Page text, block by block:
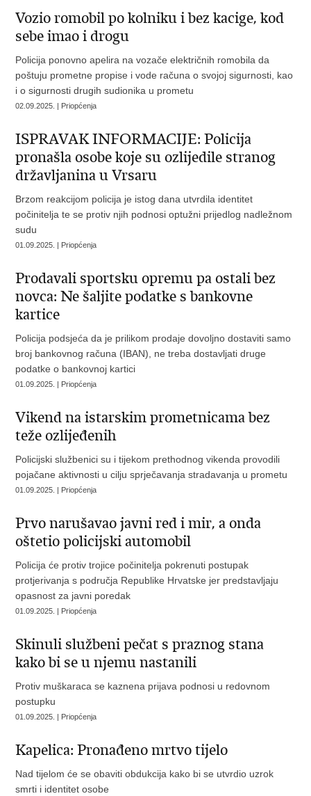
Vozio romobil po kolniku i bez kacige, kod
sebe imao i drogu
Policija ponovno apelira na vozače električnih romobila da
poštuju prometne propise i vode računa o svojoj sigurnosti, kao
i o sigurnosti drugih sudionika u prometu
02.09.2025. | Priopćenja
ISPRAVAK INFORMACIJE: Policija
pronašla osobe koje su ozlijedile stranog
državljanina u Vrsaru
Brzom reakcijom policija je istog dana utvrdila identitet
počinitelja te se protiv njih podnosi optužni prijedlog nadležnom
sudu
01.09.2025. | Priopćenja
Prodavali sportsku opremu pa ostali bez
novca: Ne šaljite podatke s bankovne
kartice
Policija podsjeća da je prilikom prodaje dovoljno dostaviti samo
broj bankovnog računa (IBAN), ne treba dostavljati druge
podatke o bankovnoj kartici
01.09.2025. | Priopćenja
Vikend na istarskim prometnicama bez
teže ozlijeđenih
Policijski službenici su i tijekom prethodnog vikenda provodili
pojačane aktivnosti u cilju sprječavanja stradavanja u prometu
01.09.2025. | Priopćenja
Prvo narušavao javni red i mir, a onda
oštetio policijski automobil
Policija će protiv trojice počinitelja pokrenuti postupak
protjerivanja s područja Republike Hrvatske jer predstavljaju
opasnost za javni poredak
01.09.2025. | Priopćenja
Skinuli službeni pečat s praznog stana
kako bi se u njemu nastanili
Protiv muškaraca se kaznena prijava podnosi u redovnom
postupku
01.09.2025. | Priopćenja
Kapelica: Pronađeno mrtvo tijelo
Nad tijelom će se obaviti obdukcija kako bi se utvrdio uzrok
smrti i identitet osobe